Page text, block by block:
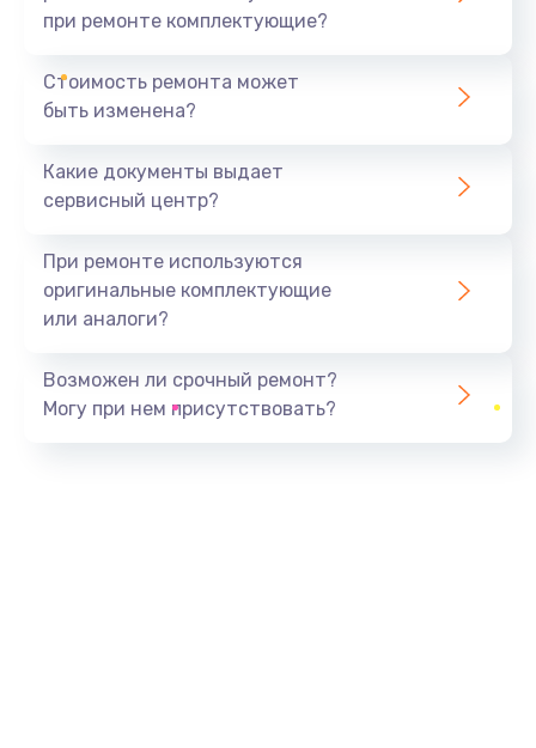
при ремонте комплектующие?
Стоимость ремонта может
быть изменена?
Какие документы выдает
сервисный центр?
При ремонте используются
оригинальные комплектующие
или аналоги?
Возможен ли срочный ремонт?
Могу при нем присутствовать?